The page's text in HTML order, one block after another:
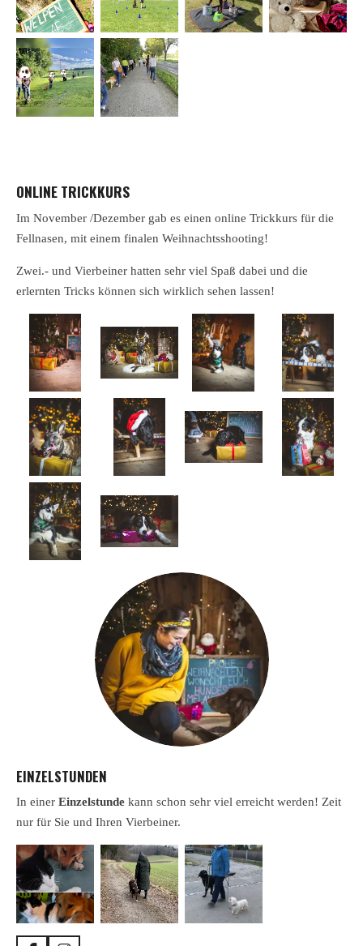
ONLINE TRICKKURS
Im November /Dezember gab es einen online Trickkurs für die
Fellnasen, mit einem finalen Weihnachtsshooting!
Zwei.- und Vierbeiner hatten sehr viel Spaß dabei und die
erlernten Tricks können sich wirklich sehen lassen!
EINZELSTUNDEN
In einer Einzelstunde kann schon sehr viel erreicht werden! Zeit
nur für Sie und Ihren Vierbeiner.